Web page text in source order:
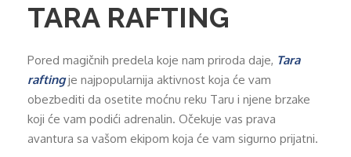
TARA RAFTING
Pored magičnih predela koje nam priroda daje, Tara
raftingje najpopularnija aktivnost koja će vam
obezbediti da osetite moćnu reku Taru i njene brzake
koji će vam podići adrenalin. Očekuje vas prava
avantura sa vašom ekipom koja će vam sigurno prijatni.